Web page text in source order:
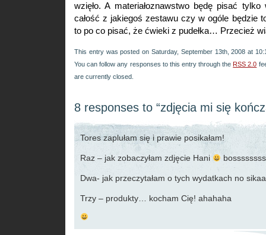
wzięło. A materiałoznawstwo będę pisać
całość z jakiegoś zestawu czy w ogóle będzie
to po co pisać, że ćwieki z pudełka… Przecież
This entry was posted on Saturday, September 13th, 2008 at
You can follow any responses to this entry through the RSS 2.0
are currently closed.
8 responses to “zdjęcia mi się
Tores zaplułam się i prawie posikałam!
Raz – jak zobaczyłam zdjęcie Hani
Dwa- jak przeczytałam o tych wydatkach no
Trzy – produkty… kocham Cię! ahahaha